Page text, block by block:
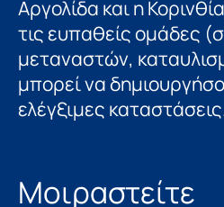
Αργολίδα και η
τις ευπαθείς ομάδες
μεταναστών,
μπορεί να
ελέγξιμες
Μοιραστείτε